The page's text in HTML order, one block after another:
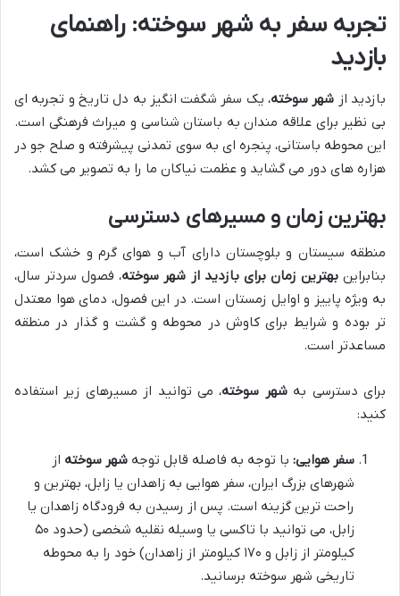
تجربه سفر به شهر سوخته: راهنمای
بازدید
بازدید از شهر سوخته، یک سفر شگفت انگیز به دل تاریخ و تجربه ای
بی نظیر برای علاقه مندان به باستان شناسی و میراث فرهنگی است.
این محوطه باستانی، پنجره ای به سوی تمدنی پیشرفته و صلح جو در
هزاره های دور می گشاید و عظمت نیاکان ما را به تصویر می کشد.
بهترین زمان و مسیرهای دسترسی
منطقه سیستان و بلوچستان دارای آب و هوای گرم و خشک است،
بنابراینبهترین زمان برای بازدید از شهر سوخته، فصول سردتر سال،
به ویژه پاییز و اوایل زمستان است. در این فصول، دمای هوا معتدل
تر بوده و شرایط برای کاوش در محوطه و گشت و گذار در منطقه
مساعدتر است.
برای دسترسی بهشهر سوخته، می توانید از مسیرهای زیر استفاده
کنید:
سفر هوایی: با توجه به فاصله قابل توجه شهر سوخته از
شهرهای بزرگ ایران، سفر هوایی به زاهدان یا زابل، بهترین و
راحت ترین گزینه است. پس از رسیدن به فرودگاه زاهدان یا
زابل، می توانید با تاکسی یا وسیله نقلیه شخصی (حدود ۵۰
کیلومتر از زابل و ۱۷۰ کیلومتر از زاهدان) خود را به محوطه
تاریخی شهر سوخته برسانید.